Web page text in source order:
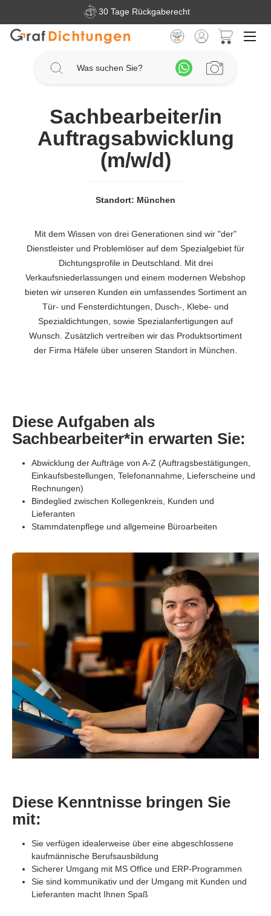
Zum Hauptinhalt springen30 Tage Rückgaberecht
Sachbearbeiter/in
Auftragsabwicklung
(m/w/d)
Standort: München
Mit dem Wissen von drei Generationen sind wir "der"
Dienstleister und Problemlöser auf dem Spezialgebiet für
Dichtungsprofile in Deutschland. Mit drei
Verkaufsniederlassungen und einem modernen Webshop
bieten wir unseren Kunden ein umfassendes Sortiment an
Tür- und Fensterdichtungen, Dusch-, Klebe- und
Spezialdichtungen, sowie Spezialanfertigungen auf
Wunsch. Zusätzlich vertreiben wir das Produktsortiment
der Firma Häfele über unseren Standort in München.
Diese Aufgaben als
Sachbearbeiter*in erwarten Sie:
Abwicklung der Aufträge von A-Z (Auftragsbestätigungen,
Einkaufsbestellungen, Telefonannahme, Lieferscheine und
Rechnungen)
Bindeglied zwischen Kollegenkreis, Kunden und
Lieferanten
Stammdatenpflege und allgemeine Büroarbeiten
Diese Kenntnisse bringen Sie
mit:
Sie verfügen idealerweise über eine abgeschlossene
kaufmännische Berufsausbildung
Sicherer Umgang mit MS Office und ERP-Programmen
Sie sind kommunikativ und der Umgang mit Kunden und
Lieferanten macht Ihnen Spaß